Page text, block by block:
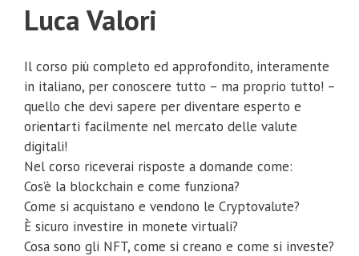
Luca Valori
Il corso più completo ed approfondito, interamente
in italiano, per conoscere tutto – ma proprio tutto! –
quello che devi sapere per diventare esperto e
orientarti facilmente nel mercato delle valute
digitali!
Nel corso riceverai risposte a domande come:
Cos’è la blockchain e come funziona?
​Come si acquistano e vendono le Cryptovalute?
​È sicuro investire in monete virtuali?
​Cosa sono gli NFT, come si creano e come si investe?